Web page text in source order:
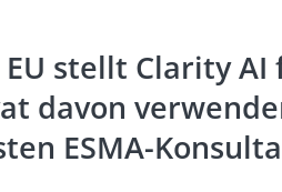
stellt Clarity
davon
ESMA-